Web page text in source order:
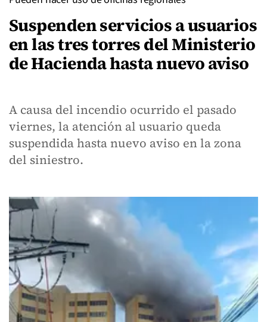
Suspenden servicios a usuarios
en las tres torres del Ministerio
de Hacienda hasta nuevo aviso
A causa del incendio ocurrido el pasado
viernes, la atención al usuario queda
suspendida hasta nuevo aviso en la zona
del siniestro.